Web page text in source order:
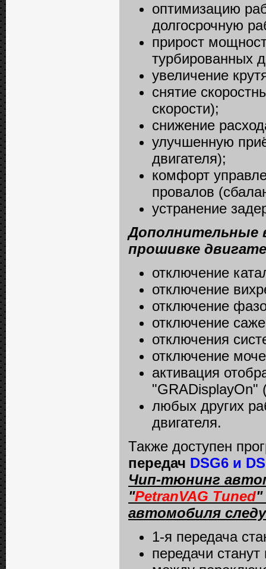
оптимизацию
долгосрочную
прирост
турбированных
увеличение
снятие
скорости);
снижение
улучшенную
двигателя);
комфорт
провалов
устранение
Дополнительные
прошивке
отключение
отключение
отключение
отключение
отключения
отключение
активация
"GRADisplayOn"
любых других
двигателя.
Также доступен
передач DSG6 и
Чип-тюнинг
"PetranVAG Tuned"
автомобиля
1-я передача
передачи